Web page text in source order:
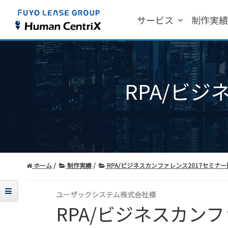
サービス 制作実績
RPA/ビジ
ホーム 制作実績 RPA/ビジネスカンファレンス2017セミナー
ユーザックシステム株式会社様
RPA/ビジネスカン